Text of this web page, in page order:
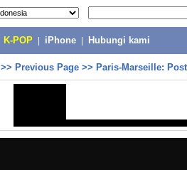
K-POP iPhone Hubungi kami
>> Previous Page >> Paris-Marseille: